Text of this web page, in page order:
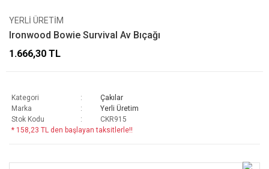
YERLI ÜRETIM
Ironwood Bowie Survival Av Bıçağı
1.666,30 TL
Kategori
Çakılar
Marka
Yerli Üretim
Stok Kodu
CKR915
* 158,23 TL den başlayan taksitlerle!!